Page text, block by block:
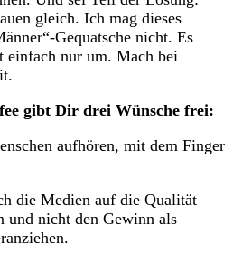
gleich. Ich mag dieses
Gequatsche nicht. Es
einfach nur um. Mach bei
gibt Dir drei Wünsche frei:
aufhören, mit dem Finger
die Medien auf die Qualität
und nicht den Gewinn als